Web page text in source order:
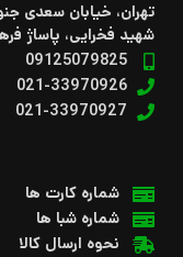
تهران، خیابان سعدی
شهید فخرایی، پاساژ
09125079825
021-33970926
021-33970927
شماره کارت ها
شماره شبا ها
نحوه ارسال کالا